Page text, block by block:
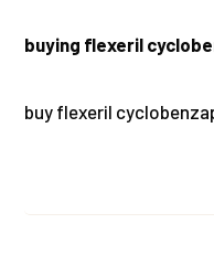
buying flexeril
buy flexeril